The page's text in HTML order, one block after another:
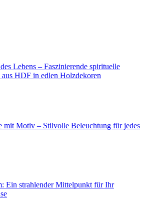
Lebens – Faszinierende spirituelle
HDF in edlen Holzdekoren
mit Motiv – Stilvolle Beleuchtung für jedes
Ein strahlender Mittelpunkt für Ihr